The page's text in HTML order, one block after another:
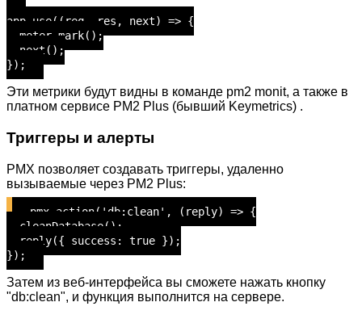
app.use((req, res, next) => {
meter.mark();
next();
});
Эти метрики будут видны в команде pm2 monit, а также в
платном сервисе PM2 Plus (бывший Keymetrics) .
Триггеры и алерты
PMX позволяет создавать триггеры, удаленно
вызываемые через PM2 Plus:
pmx.action('db:clean', (reply) => {
cleanDatabase();
reply({ success: true });
});
Затем из веб-интерфейса вы сможете нажать кнопку
"db:clean", и функция выполнится на сервере.